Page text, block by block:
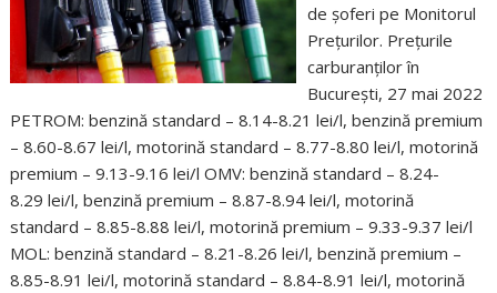
de șoferi pe Monitorul
Preţurilor. Prețurile
carburanților în
București, 27 mai 2022
PETROM: benzină standard – 8.14-8.21 lei/l, benzină premium
– 8.60-8.67 lei/l, motorină standard – 8.77-8.80 lei/l, motorină
premium – 9.13-9.16 lei/l OMV: benzină standard – 8.24-
8.29 lei/l, benzină premium – 8.87-8.94 lei/l, motorină
standard – 8.85-8.88 lei/l, motorină premium – 9.33-9.37 lei/l
MOL: benzină standard – 8.21-8.26 lei/l, benzină premium –
8.85-8.91 lei/l, motorină standard – 8.84-8.91 lei/l, motorină